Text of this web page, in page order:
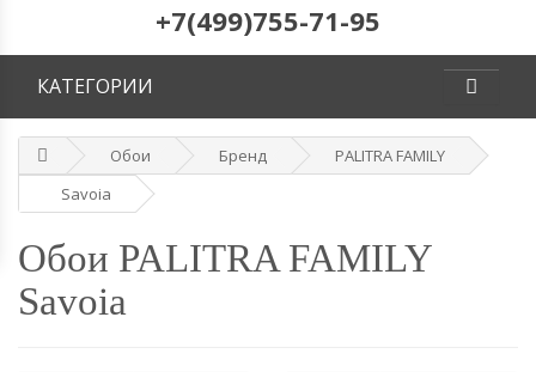
+7(499)755-71-95
КАТЕГОРИИ
Обои Бренд
PALITRA FAMILY
Savoia
Обои PALITRA FAMILY
Savoia